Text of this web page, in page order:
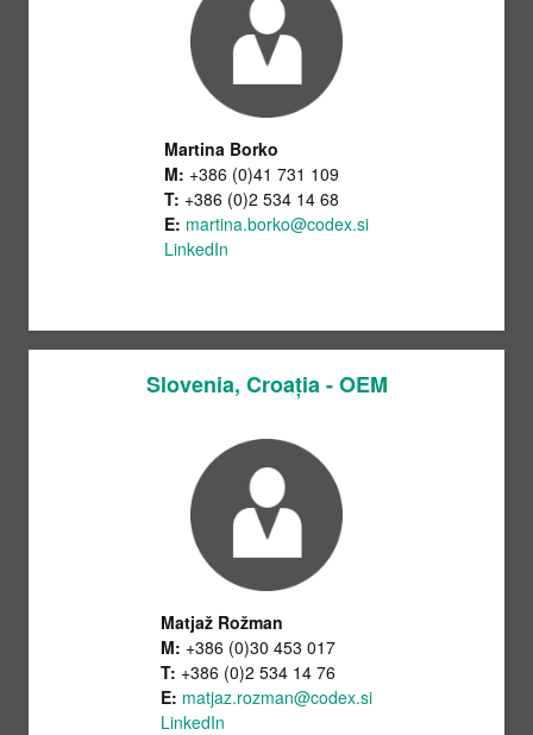
Martina Borko
M: +386 (0)41 731 109
T: +386 (0)2 534 14 68
E: martina.borko@codex.si
LinkedIn
Slovenia, Croația - OEM
Matjaž Rožman
M: +386 (0)30 453 017
T: +386 (0)2 534 14 76
E: matjaz.rozman@codex.si
LinkedIn